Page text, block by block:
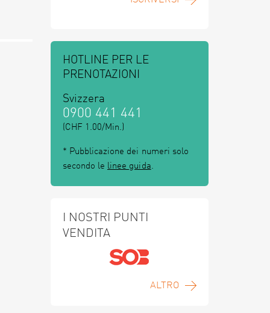
HOTLINE PER LE
PRENOTAZIONI
Svizzera
0900 441 441
(CHF 1.00/Min.)
* Pubblicazione dei numeri solo
secondo le linee guida.
I NOSTRI PUNTI
VENDITA
ALTRO